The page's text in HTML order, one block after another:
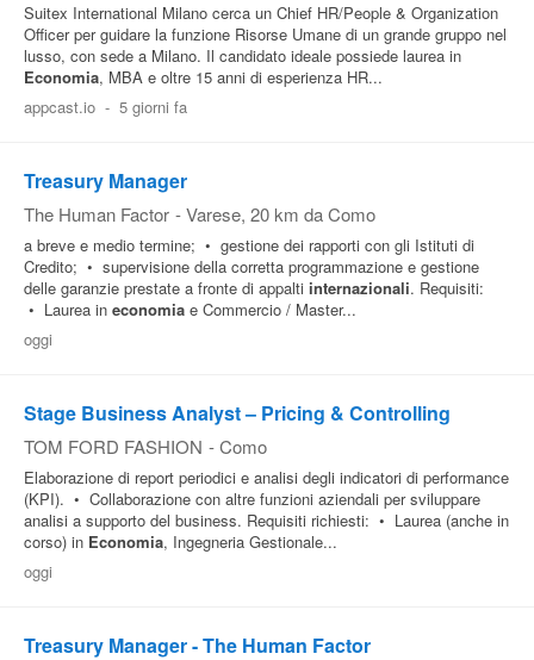
Suitex International Milano cerca un Chief HR/People & Organization
Officer per guidare la funzione Risorse Umane di un grande gruppo nel
lusso, con sede a Milano. Il candidato ideale possiede laurea in
Economia, MBA e oltre 15 anni di esperienza HR...
appcast.io - 5 giorni fa
Treasury Manager
The Human Factor - Varese, 20 km da Como
a breve e medio termine; • gestione dei rapporti con gli Istituti di
Credito; • supervisione della corretta programmazione e gestione
delle garanzie prestate a fronte di appalti internazionali. Requisiti:
• Laurea in economia e Commercio / Master...
oggi
Stage Business Analyst – Pricing & Controlling
TOM FORD FASHION - Como
Elaborazione di report periodici e analisi degli indicatori di performance
(KPI). • Collaborazione con altre funzioni aziendali per sviluppare
analisi a supporto del business. Requisiti richiesti: • Laurea (anche in
corso) in Economia, Ingegneria Gestionale...
oggi
Treasury Manager - The Human Factor